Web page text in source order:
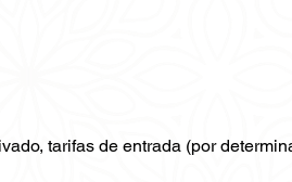
tarifas de entrada (por